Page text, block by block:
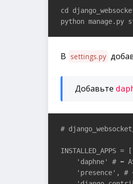
cd
python manage.py
В settings.py
Добавьте
#
INSTALLED_APPS = [
'daphne' # ⬅
'presence', #